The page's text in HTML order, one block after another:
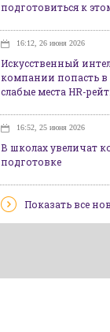
подготовиться к
16:12, 26 июня 2026
Искусственный
компании попасть в
слабые места HR-
16:52, 25 июня 2026
В школах увеличат
подготовке
Показать все